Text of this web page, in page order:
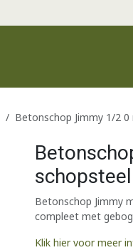
Betonschop Jimmy 1/2
Betonschop Jimmy
compleet met
Klik hier voor meer